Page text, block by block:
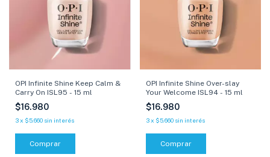
OPI Infinite Shine Keep Calm &
Carry On ISL95 - 15 ml
$16.980
3x $5.660 sin interés
Comprar
OPI Infinite Shine Over-slay
Your Welcome ISL94 - 15 ml
$16.980
3 x $5.660 sin interés
Comprar